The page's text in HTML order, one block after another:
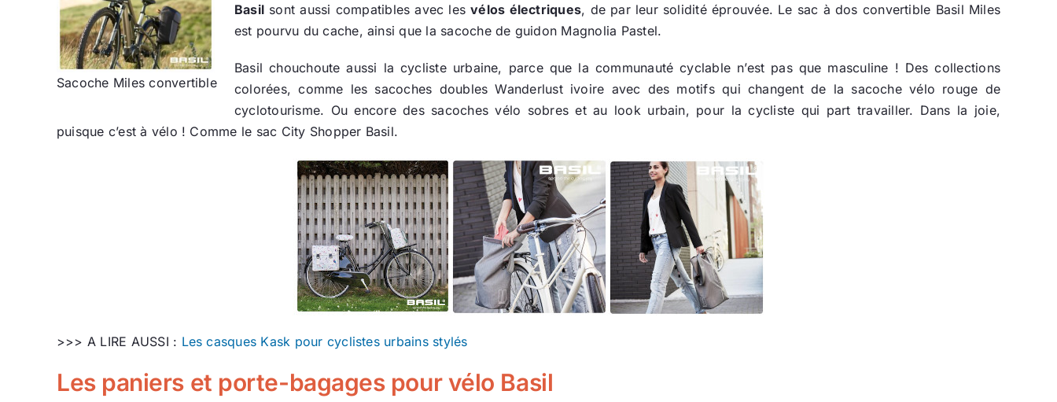
Sacoche Miles convertible
Basil sont aussi compatibles avec lesvélos électriques, de par leur solidité éprouvée. Le sac à dos convertible Basil Miles
est pourvu du cache, ainsi que la sacoche de guidon Magnolia Pastel.
Basil chouchoute aussi la cycliste urbaine, parce que la communauté cyclable n’est pas que masculine ! Des collections
colorées, comme les sacoches doubles Wanderlust ivoire avec des motifs qui changent de la sacoche vélo rouge de
cyclotourisme. Ou encore des sacoches vélo sobres et au look urbain, pour la cycliste qui part travailler. Dans la joie,
puisque c’est à vélo ! Comme le sac City Shopper Basil.
>>> A LIRE AUSSI : Les casques Kask pour cyclistes urbains stylés
Les paniers et porte-bagages pour vélo Basil